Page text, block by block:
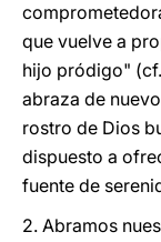
que vuelve a
hijo pródigo" (cf.
abraza de
rostro de Dios
dispuesto a
fuente de
2. Abramos